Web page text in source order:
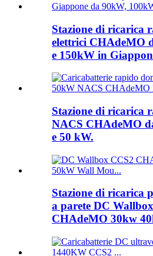
Stazione di ricarica
elettrici CHAdeMO
e 150kW in
Stazione di ricarica
NACS CHAdeMO
e 50 kW.
Stazione di ricarica
a parete DC
CHAdeMO 30kw